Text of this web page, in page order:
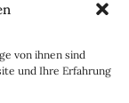
von ihnen sind
und Ihre Erfahrung